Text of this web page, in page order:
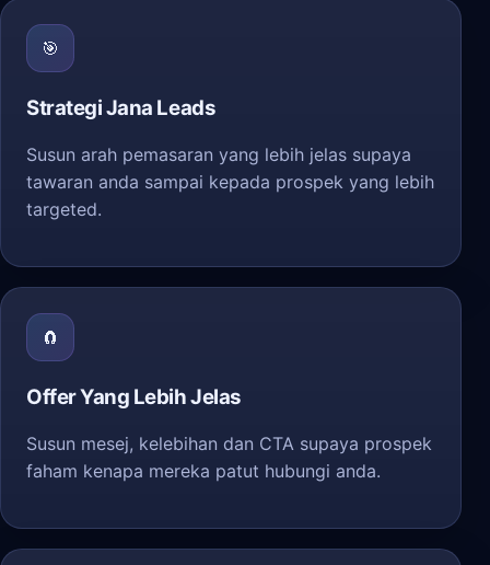
🎯
Strategi Jana Leads
Susun arah pemasaran yang lebih jelas supaya
tawaran anda sampai kepada prospek yang lebih
targeted.
🧲
Offer Yang Lebih Jelas
Susun mesej, kelebihan dan CTA supaya prospek
faham kenapa mereka patut hubungi anda.